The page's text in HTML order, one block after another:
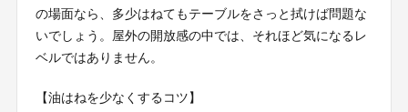
の場面なら、多少はねてもテーブルをさっと拭けば問題な
いでしょう。屋外の開放感の中では、それほど気になるレ
ベルではありません。
【油はねを少なくするコツ】